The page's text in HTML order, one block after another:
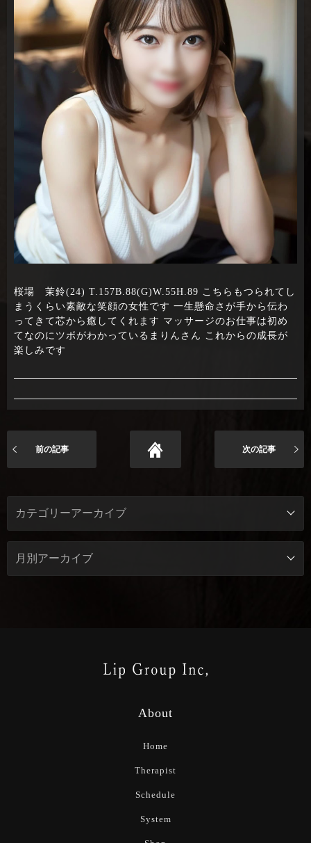
桜場 茉鈴(24) T.157B.88(G)W.55H.89 こちらもつられてし
まうくらい素敵な笑顔の女性です 一生懸命さが手から伝わ
ってきて芯から癒してくれます マッサージのお仕事は初め
てなのにツボがわかっているまりんさん これからの成長が
楽しみです
前の記事 次の記事
About
Home
Therapist
Schedule
System